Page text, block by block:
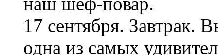
17 сентября. Завтрак.
одна из самых